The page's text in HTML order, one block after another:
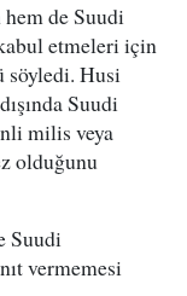
de Suudi
etmeleri için
söyledi. Husi
Suudi
milis veya
olduğunu
Suudi
vermemesi